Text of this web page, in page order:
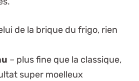
de la brique du frigo, rien
– plus fine que la classique,
super moelleux